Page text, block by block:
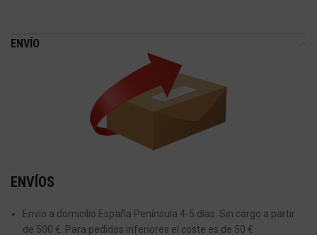
ENVÍO
ENVÍOS
Envío a domicilio España Península 4-5 días: Sin cargo a partir
de 500 €. Para pedidos inferiores el coste es de 50 €